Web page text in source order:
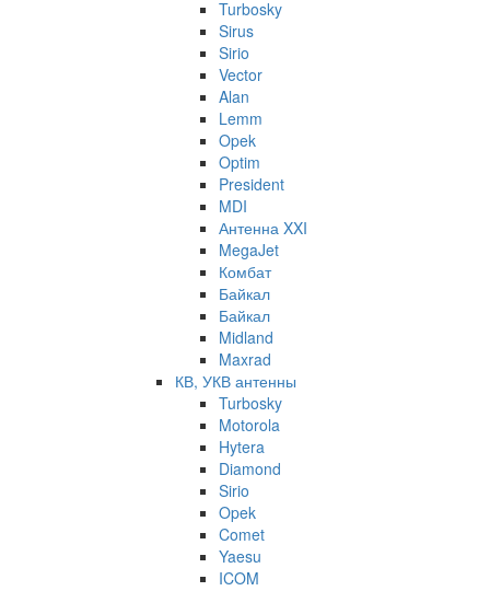
Turbosky
Sirus
Sirio
Vector
Alan
Lemm
Opek
Optim
President
MDI
Антенна XXI
MegaJet
Комбат
Байкал
Байкал
Midland
Maxrad
КВ, УКВ антенны
Turbosky
Motorola
Hytera
Diamond
Sirio
Opek
Comet
Yaesu
ICOM